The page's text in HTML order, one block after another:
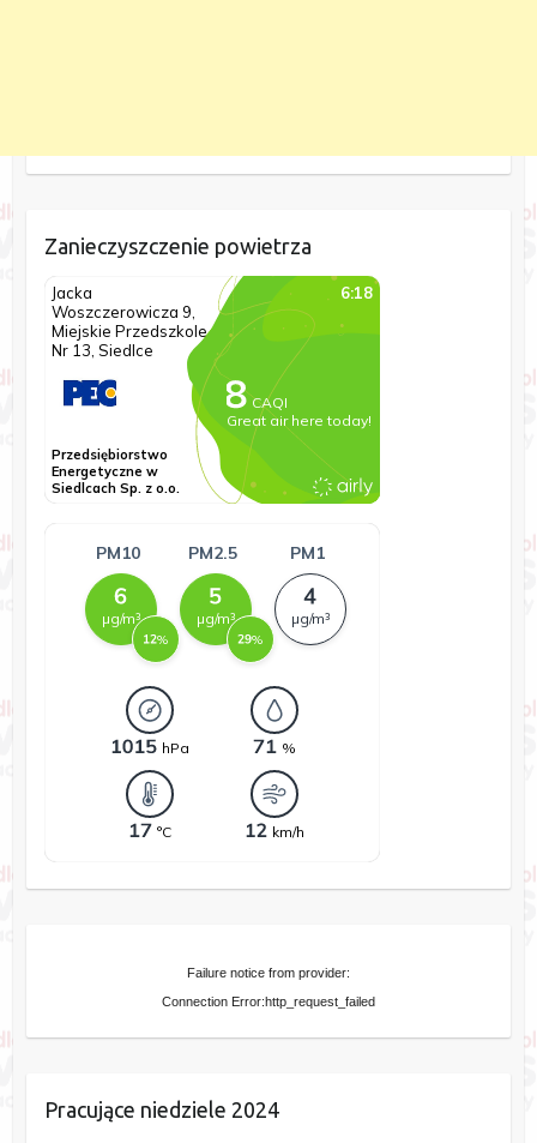
Zanieczyszczenie powietrza
Failure notice from provider:
Connection Error:http_request_failed
Pracujące niedziele 2024